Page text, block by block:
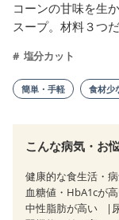
コーンの甘味を生
スープ。材料３つ
塩分カット
簡単・手軽 食材少
こんな病気・お
健康的な食生活・
血糖値・HbA1cが
中性脂肪が高い